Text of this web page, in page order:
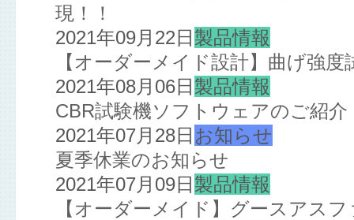
現！！
2021年09月22日 製品情報
【オーダーメイド設計】曲げ強
2021年08月06日 製品情報
CBR試験機ソフトウェアのご紹介
2021年07月28日 お知らせ
夏季休業のお知らせ
2021年07月09日 製品情報
【オーダーメイド】グースアス